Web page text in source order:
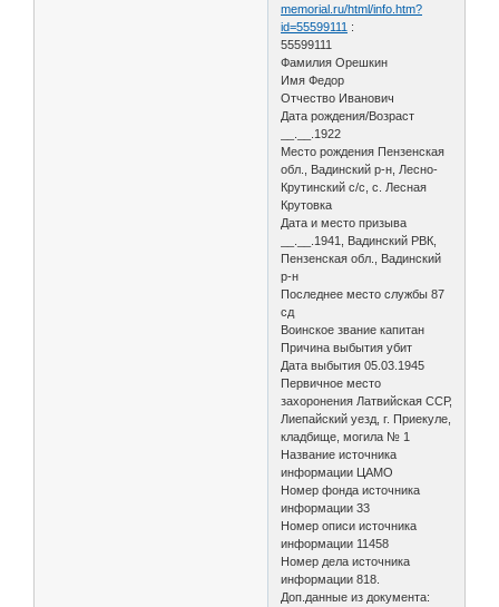
memorial.ru/html/info.htm?
id=55599111 :
55599111
Фамилия Орешкин
Имя Федор
Отчество Иванович
Дата рождения/Возраст
__.__.1922
Место рождения Пензенская
обл., Вадинский р-н, Лесно-
Крутинский с/с, с. Лесная
Крутовка
Дата и место призыва
__.__.1941, Вадинский РВК,
Пензенская обл., Вадинский
р-н
Последнее место службы 87
сд
Воинское звание капитан
Причина выбытия убит
Дата выбытия 05.03.1945
Первичное место
захоронения Латвийская ССР,
Лиепайский уезд, г. Приекуле,
кладбище, могила № 1
Название источника
информации ЦАМО
Номер фонда источника
информации 33
Номер описи источника
информации 11458
Номер дела источника
информации 818.
Доп.данные из документа: